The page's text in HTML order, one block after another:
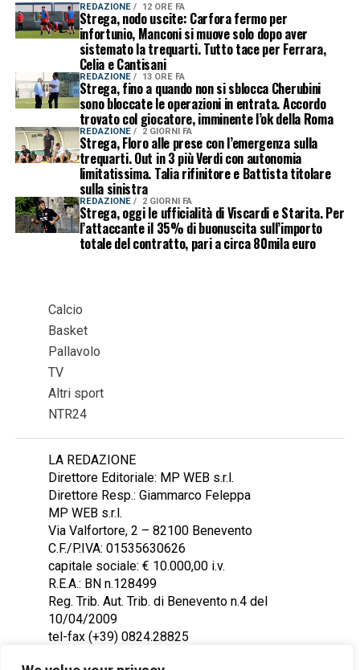
REDAZIONE 12 ORE FA
Strega, nodo uscite: Carfora fermo per
infortunio, Manconi si muove solo dopo aver
sistemato la trequarti. Tutto tace per Ferrara,
Celia e Cantisani
REDAZIONE 13 ORE FA
Strega, fino a quando non si sblocca Cherubini
sono bloccate le operazioni in entrata. Accordo
trovato col giocatore, imminente l’ok della Roma
REDAZIONE 2 GIORNI FA
Strega, Floro alle prese con l’emergenza sulla
trequarti. Out in 3 più Verdi con autonomia
limitatissima. Talia rifinitore e Battista titolare
sulla sinistra
REDAZIONE 2 GIORNI FA
Strega, oggi le ufficialità di Viscardi e Starita. Per
l’attaccante il 35% di buonuscita sull’importo
totale del contratto, pari a circa 80mila euro
Calcio
Basket
Pallavolo
TV
Altri sport
NTR24
LA REDAZIONE
Direttore Editoriale: MP WEB s.r.l.
Direttore Resp.: Giammarco Feleppa
MP WEB s.r.l.
Via Valfortore, 2 – 82100 Benevento
C.F./P.IVA: 01535630626
capitale sociale: € 10.000,00 i.v.
R.E.A.: BN n.128499
Reg. Trib. Aut. Trib. di Benevento n.4 del
10/04/2009
tel-fax (+39) 0824.28825